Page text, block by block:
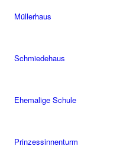
Müllerhaus
Schmiedehaus
Ehemalige Schule
Prinzessinnenturm